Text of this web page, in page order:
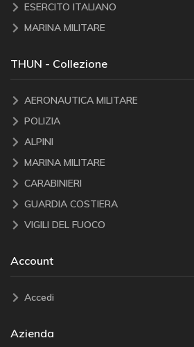
ESERCITO ITALIANO
MARINA MILITARE
THUN - Collezione
AERONAUTICA MILITARE
POLIZIA
ALPINI
MARINA MILITARE
CARABINIERI
GUARDIA COSTIERA
VIGILI DEL FUOCO
Account
Accedi
Azienda